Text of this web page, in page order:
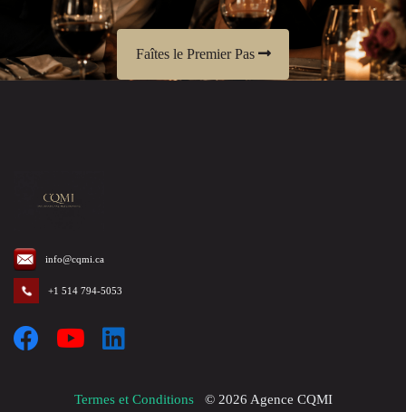
Faîtes le Premier Pas
info@cqmi.ca
+1 514 794-5053
Termes et Conditions© 2026 Agence CQMI